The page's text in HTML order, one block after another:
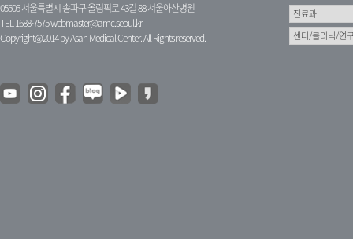
05505 서울특별시 송파구 올림픽로 43길 88 서울아산병원
TEL 1688-7575webmaster@amc.seoul.kr
Copyright@2014 by Asan Medical Center. All Rights reserved.